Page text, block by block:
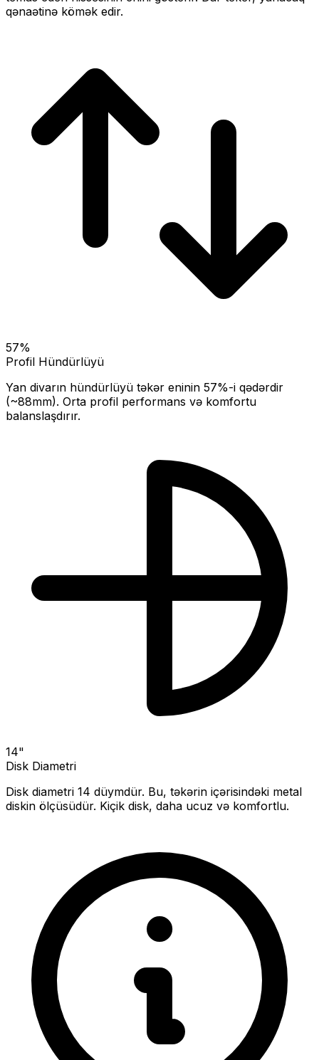
qənaətinə kömək edir.
57%
Profil Hündürlüyü
Yan divarın hündürlüyü təkər eninin 57%-i qədərdir
(~88mm). Orta profil performans və komfortu
balanslaşdırır.
14"
Disk Diametri
Disk diametri 14 düymdür. Bu, təkərin içərisindəki metal
diskin ölçüsüdür. Kiçik disk, daha ucuz və komfortlu.